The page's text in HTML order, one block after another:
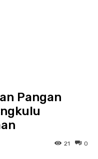
Pangan
0
21